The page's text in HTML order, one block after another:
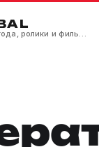
ВидеоГлобал с 2009 года, ролики и фильмы для бизнеса